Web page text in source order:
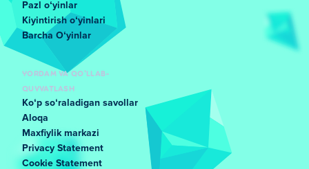
Pazl oʻyinlar
Kiyintirish oʻyinlari
Barcha Oʻyinlar
YORDAM VA QO'LLAB-
QUVVATLASH
Koʻp soʻraladigan savollar
Aloqa
Maxfiylik markazi
Privacy Statement
Cookie Statement